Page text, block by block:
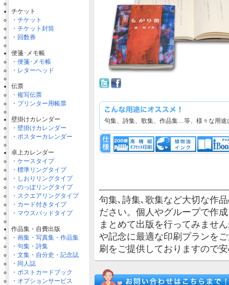
チケット
・チケット
・チケット封筒
・回数券
便箋･メモ帳
・便箋･メモ帳
・レターヘッド
伝票
・複写伝票
・プリンター用帳票
壁掛けカレンダー
・壁掛けカレンダー
・ポスターカレンダー
卓上カレンダー
・ケースタイプ
・標準リングタイプ
・しおりリングタイプ
・のっぽリングタイプ
・スクエアリングタイプ
・カード付きタイプ
・マウスパッドタイプ
作品集・自費出版
・画集・写真集・作品集
・句集・詩集
・文集・自分史・記念誌
・同人誌
・ポストカードブック
・オプションサービス
句集、詩集、歌集、作品集…等、様々な用途
句集､詩集､歌集など大切な作
ださい。個人やグループで作
まとめて出版を行ってみませ
や記念に最適な印刷プランを
刷をご提供しておりますので